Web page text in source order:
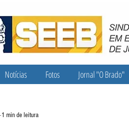
Notícias Fotos Jornal "O Brado"
1 min de leitura